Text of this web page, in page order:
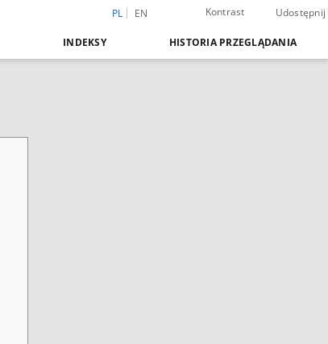
PL EN Kontrast Udostępnij
INDEKSY HISTORIA PRZEGLĄDANIA